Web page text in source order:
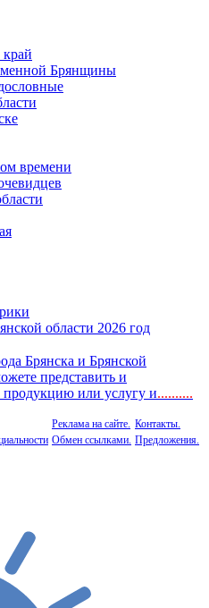
Брянщины
времени
области 2026 год
Брянска и Брянской
представить и
продукцию или услугу и..........
Реклама на сайте.
Обмен ссылками.
Контакты.
Предложения.